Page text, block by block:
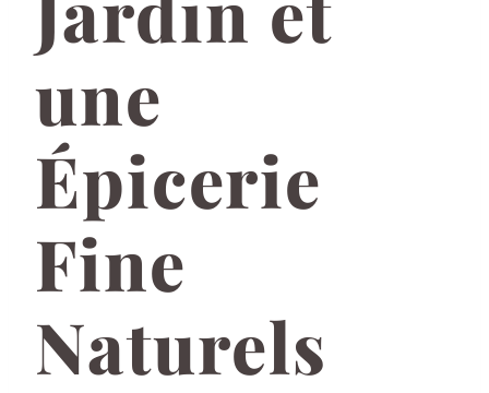
une
Épicerie
Fine
Naturels